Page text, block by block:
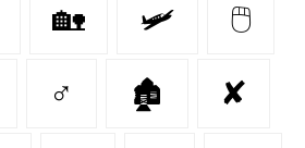
🏡 🛩 🖱
♂ 🏚 ✘